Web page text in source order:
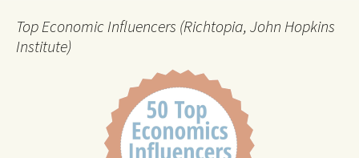
Top Economic Influencers (Richtopia, John Hopkins
Institute)